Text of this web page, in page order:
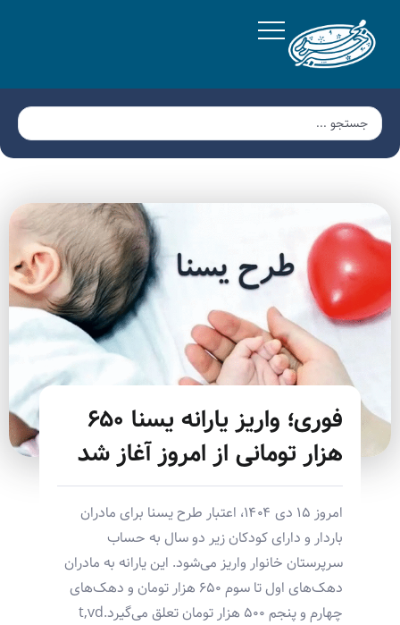
فوری؛ واریز یارانه یسنا ۶۵۰
هزار تومانی از امروز آغاز شد
امروز ۱۵ دی ۱۴۰۴، اعتبار طرح یسنا برای مادران
باردار و دارای کودکان زیر دو سال به حساب
سرپرستان خانوار واریز می‌شود. این یارانه به مادران
دهک‌های اول تا سوم ۶۵۰ هزار تومان و دهک‌های
چهارم و پنجم ۵۰۰ هزار تومان تعلق می‌گیرد.t,vd